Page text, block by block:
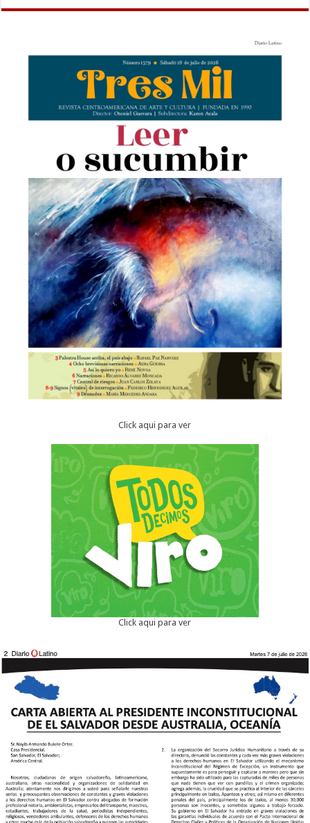
Click aqui para ver
Click aqui para ver